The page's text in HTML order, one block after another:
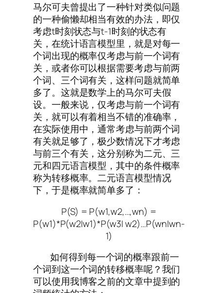
马尔可夫曾提出了一种针对类似问题
的一种偷懒却相当有效的办法，即仅
考虑t时刻状态与t-1时刻的状态有
关，在统计语言模型里，就是对每一
个词出现的概率仅考虑与前一个词有
关，或者你可以根据需要考虑与前两
个词、三个词有关，这样问题就简单
多了。这就是数学上的马尔可夫假
设。一般来说，仅考虑与前一个词有
关，就可以有着相当不错的准确率，
在实际使用中，通常考虑与前两个词
有关就足够了，极少数情况下才考虑
与前三个有关，这分别称为二元、三
元和四元语言模型，其中的条件概率
称为转移概率。二元语言模型情况
下，于是概率就简单多了：
P(S) = P(w1,w2,…,wn) =
P(w1)*P(w2|w1)*P(w3| w2)…P(wn|wn-
1)
如何得到每一个词的概率跟前一
个词到这一个词的转移概率呢？我们
可以使用我博客之前的文章中提到的